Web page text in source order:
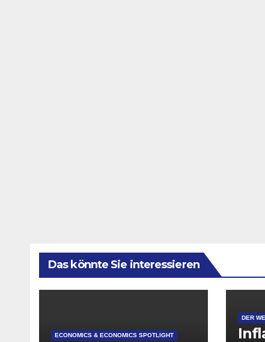
Das könnte Sie interessieren
ECONOMICS & ECONOMICS SPOTLIGHT
DER